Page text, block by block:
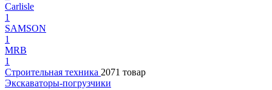
Carlisle
1
SAMSON
1
MRB
1
Строительная техника 2071 товар
Экскаваторы-погрузчики